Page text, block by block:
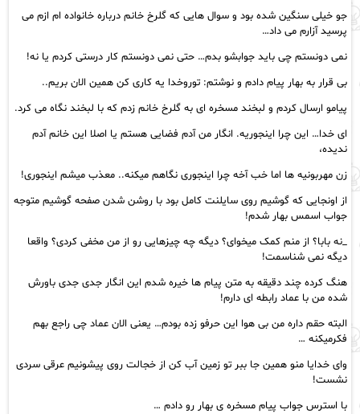
جو خیلی سنگین شده بود و سوال هایی که گلرخ خانم درباره خانواده ام ازم می
پرسید آزارم می داد…
نمی دونستم چی باید جوابشو بدم… حتی نمی دونستم کار درستی کردم یا نه!
بی قرار به بهار پیام دادم و نوشتم: توروخدا یه کاری کن همین الان بریم..
پیامو ارسال کردم و لبخند مسخره ای به گلرخ خانم زدم که با لبخند نگاه می کرد.
ای خدا… این چرا اینجوریه. انگار من آدم فضایی هستم یا اصلا این خانم آدم
ندیده،
زن مهربونیه ها اما خب آخه چرا اینجوری نگاهم میکنه.. معذب میشم اینجوری!
از اونجایی که گوشیم روی سایلنت کامل بود با روشن شدن صفحه گوشیم متوجه
جواب اسمس بهار شدم!
_نه بابا؟ از منم کمک میخوای؟ دیگه چه چیزهایی رو از من مخفی کردی؟ واقعا
دیگه نمی شناسمت!
هنگ کرده چند دقیقه به متن پیام ها خیره شدم این انگار جدی جدی باورش
شده من با عماد رابطه ای دارم!
البته حقم داره من بی هوا این حرفو زده بودم… یعنی الان عماد چی راجع بهم
فکرمیکنه …
وای خدایا منو همین جا ببر تو زمین آب کن از خجالت روی پیشونیم عرقی سردی
نشست!
با استرس جواب پیام مسخره ی بهار رو دادم …